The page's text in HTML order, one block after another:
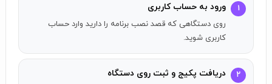
ساخت سلاح و ابزار:
سلاح‌ها، ابزار، لباس‌ها و آویزه‌های دائمی بسازید.
شکار و اهلی کردن:شکارهای مختلفی انجام دهید یا آن‌ها را برای
مزرعه باغ وحش خود اهلی کنید.
کشاورزی:گیاهان مغذی بکارید و از محصولات خود بهره‌برداری کنید.
حل معماها: در تامب‌های قدیم معماهای سطح بالا و زیرزمینی را حل
۱ ورود به حساب کاربری
روی دستگاهی که قصد نصب برنامه را دارید وارد حساب
کاربری شوید.
۲ دریافت پکیج و ثبت روی دستگاه